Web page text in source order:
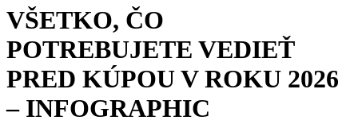
VŠETKO, ČO
POTREBUJETE VEDIEŤ
PRED KÚPOU V ROKU 2026
– INFOGRAPHIC